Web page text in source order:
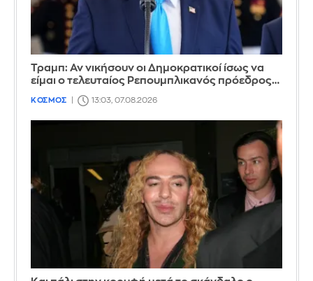
Τραμπ: Αν νικήσουν οι Δημοκρατικοί ίσως να
είμαι ο τελευταίος Ρεπουμπλικανός πρόεδρος…
ΚΟΣΜΟΣ 13:03, 07.08.2026